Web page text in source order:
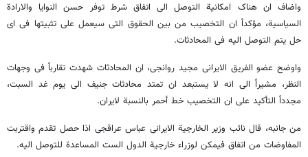
واضاف ان هناک امکانیة التوصل الى اتفاق شرط توفر حسن النوایا والارادة
السیاسیة، مؤکداً ان التخصیب من بین الحقوق التی سیعمل على تثبیتها فی ای
حل یتم التوصل الیه فی المحادثات.
واوضح عضو الفریق الایرانی مجید روانجی، ان المحادثات شهدت تقارباً فی وجهات
النظر، مشیراً الى انه لا یستبعد ان تمتد محادثات جنیف الى یوم غد السبت،
مجدداً التأکید على ان التخصیب خط أحمر بالنسبة لایران.
من جانبه، قال نائب وزیر الخارجیة الایرانی عباس عراقجی اذا حصل تقدم واقتربت
المفاوضات من اتفاق فیمکن لوزراء خارجیة الدول الست المساعدة للتوصل الیه.